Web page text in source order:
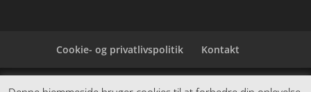
Cookie- og privatlivspolitik Kontakt
Denne hjemmeside samler et bredt udvalg af